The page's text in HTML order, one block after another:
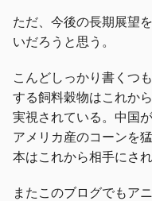
ただ、今後の長期展望
いだろうと思う。
こんどしっかり書くつ
する飼料穀物はこれか
実視されている。中国
アメリカ産のコーンを
本はこれから相手にさ
またこのブログでもア